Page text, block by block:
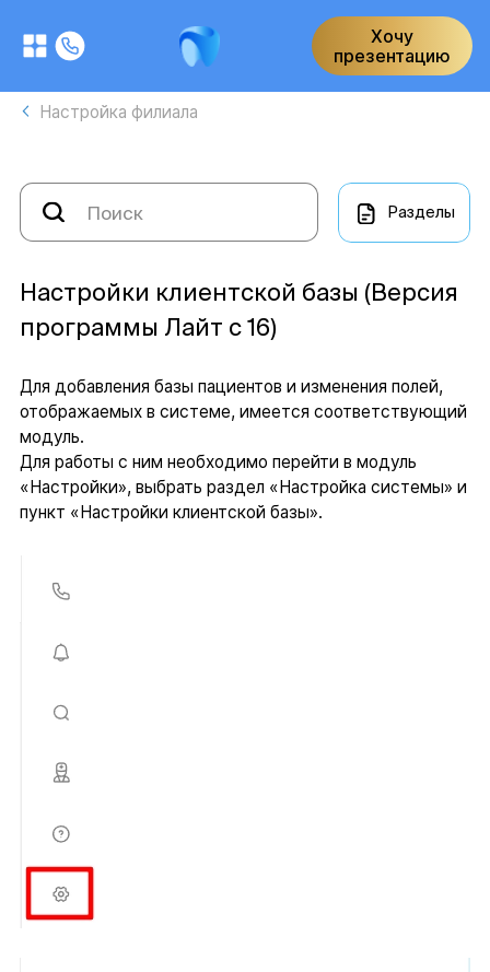
Хочу
презентацию
Настройка филиала
Разделы
Настройки клиентской базы (Версия
программы Лайт с 16)
Для добавления базы пациентов и изменения полей,
отображаемых в системе, имеется соответствующий
модуль.
Для работы с ним необходимо перейти в модуль
«Настройки», выбрать раздел «Настройка системы» и
пункт «Настройки клиентской базы».